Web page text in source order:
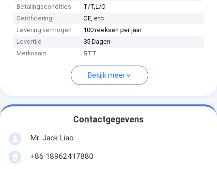
Betalingscondities
T/T,L/C
Certificering
CE, etc
Levering vermogen
100 reeksen per jaar
Levertijd
35 Dagen
Merknaam
STT
Bekijk meer
Contactgegevens
Mr. Jack Liao
+86 18962417880